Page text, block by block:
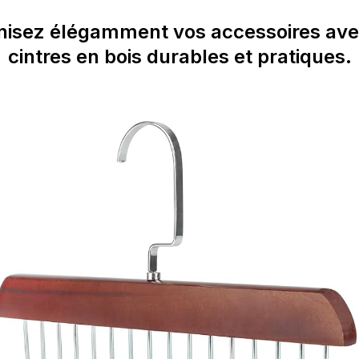
élégamment vos accessoires
cintres en bois durables et pratiques.